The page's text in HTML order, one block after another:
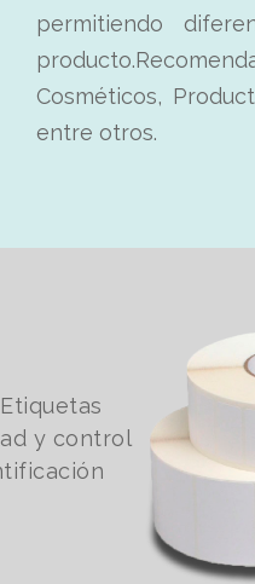
permitiendo
Cosméticos,
entre otros.
Etiquetas
y control